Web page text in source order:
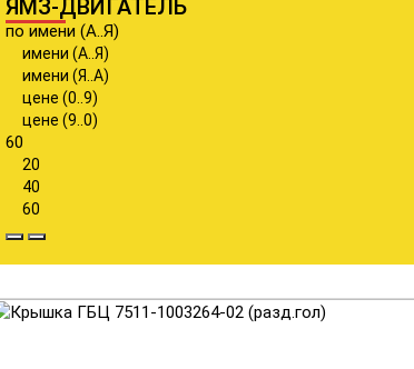
ЯМЗ-ДВИГАТЕЛЬ
по имени (А..Я)
имени (А..Я)
имени (Я..А)
цене (0..9)
цене (9..0)
60
20
40
60